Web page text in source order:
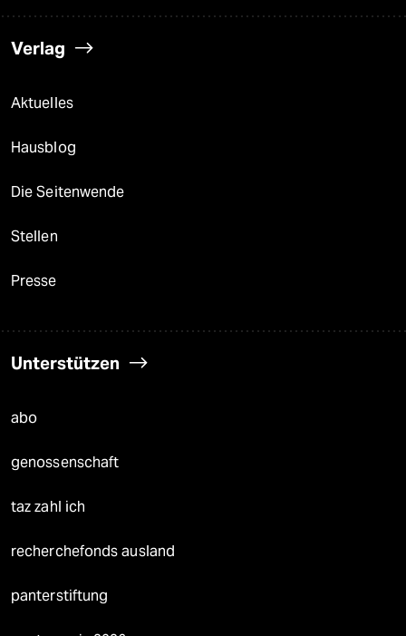
Verlag
Aktuelles
Hausblog
Die Seitenwende
Stellen
Presse
Unterstützen
abo
genossenschaft
taz zahl ich
recherchefonds ausland
panterstiftung